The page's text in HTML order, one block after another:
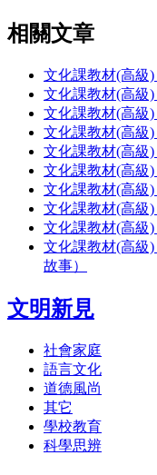
相關文章
文化課教材(高級
文化課教材(高級
文化課教材(高級)
文化課教材(高級
文化課教材(高級)
文化課教材(高級
文化課教材(高級
文化課教材(高級
文化課教材(高級)
文化課教材(高級
故事）
文明新見
社會家庭
語言文化
道德風尚
其它
學校教育
科學思辨